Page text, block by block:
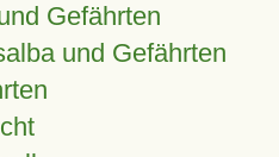
Gefährten
und Gefährten